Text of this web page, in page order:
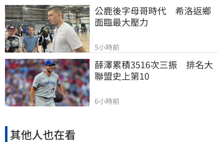
公鹿後字母哥時代　希洛返鄉
面臨最大壓力
5小時前
薛澤累積3516次三振　排名大
聯盟史上第10
6小時前
其他人也在看